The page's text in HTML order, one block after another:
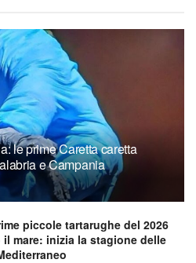
le prime Caretta caretta
e Campania
piccole tartarughe del 2026
mare: inizia la stagione delle